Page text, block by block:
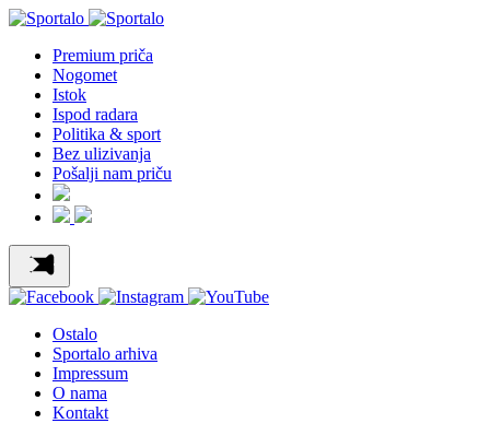
Premium priča
Nogomet
Istok
Ispod radara
Politika & sport
Bez ulizivanja
Pošalji nam priču
Ostalo
Sportalo arhiva
Impressum
O nama
Kontakt